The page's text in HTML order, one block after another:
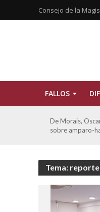
Consejo de la
FALLOS
Ferreyra Pardo,
otros sobre
Tema: